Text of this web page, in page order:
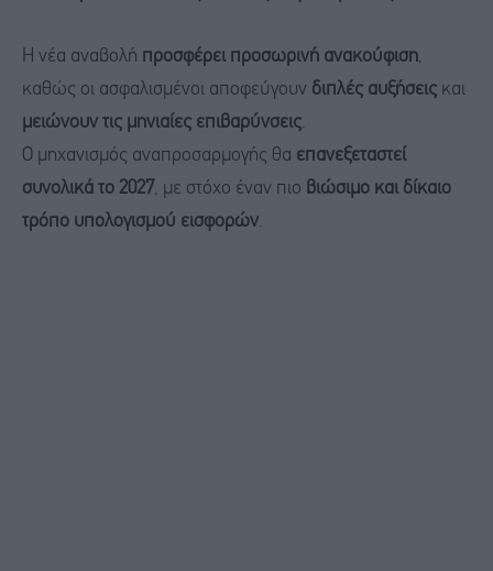
Η νέα αναβολή προσφέρει προσωρινή ανακούφιση,
καθώς οι ασφαλισμένοι αποφεύγουν διπλές αυξήσεις και
μειώνουν τις μηνιαίες επιβαρύνσεις.
Ο μηχανισμός αναπροσαρμογής θα επανεξεταστεί
συνολικά το 2027, με στόχο έναν πιο βιώσιμο και δίκαιο
τρόπο υπολογισμού εισφορών.